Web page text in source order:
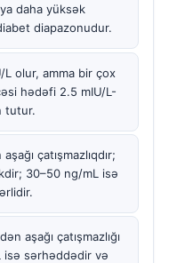
daha yüksək
diapazonudur.
olur, amma bir çox
hədəfi 2.5 mIU/L-
tutur.
çatışmazlıqdır;
30–50 ng/mL isə
aşağı çatışmazlığı
sərhəddədir və